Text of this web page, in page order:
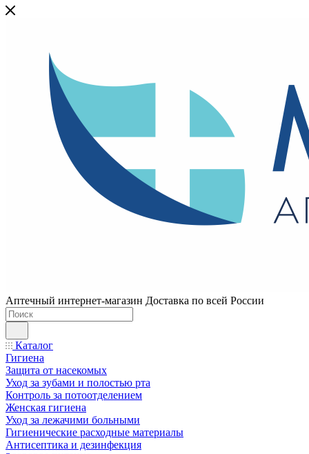
Аптечный интернет-магазин Доставка по всей России
Каталог
Гигиена
Защита от насекомых
Уход за зубами и полостью рта
Контроль за потоотделением
Женская гигиена
Уход за лежачими больными
Гигиенические расходные материалы
Антисептика и дезинфекция